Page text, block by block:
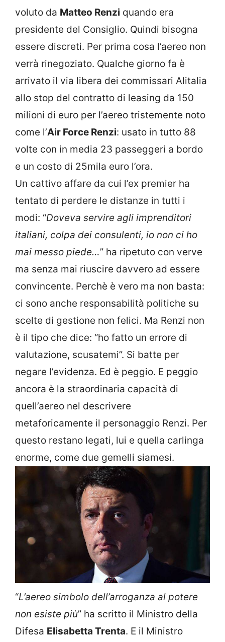
voluto da Matteo Renzi quando era
presidente del Consiglio. Quindi bisogna
essere discreti. Per prima cosa l’aereo non
verrà rinegoziato. Qualche giorno fa è
arrivato il via libera dei commissari Alitalia
allo stop del contratto di leasing da 150
milioni di euro per l’aereo tristemente noto
come l’Air Force Renzi: usato in tutto 88
volte con in media 23 passeggeri a bordo
e un costo di 25mila euro l’ora.
Un cattivo affare da cui l’ex premier ha
tentato di perdere le distanze in tutti i
modi: “Doveva servire agli imprenditori
italiani, colpa dei consulenti, io non ci ho
mai messo piede…” ha ripetuto con verve
ma senza mai riuscire davvero ad essere
convincente. Perchè è vero ma non basta:
ci sono anche responsabilità politiche su
scelte di gestione non felici. Ma Renzi non
è il tipo che dice: “ho fatto un errore di
valutazione, scusatemi”. Si batte per
negare l’evidenza. Ed è peggio. E peggio
ancora è la straordinaria capacità di
quell’aereo nel descrivere
metaforicamente il personaggio Renzi. Per
questo restano legati, lui e quella carlinga
enorme, come due gemelli siamesi.
“L’aereo simbolo dell’arroganza al potere
non esiste più” ha scritto il Ministro della
Difesa Elisabetta Trenta. E il Ministro